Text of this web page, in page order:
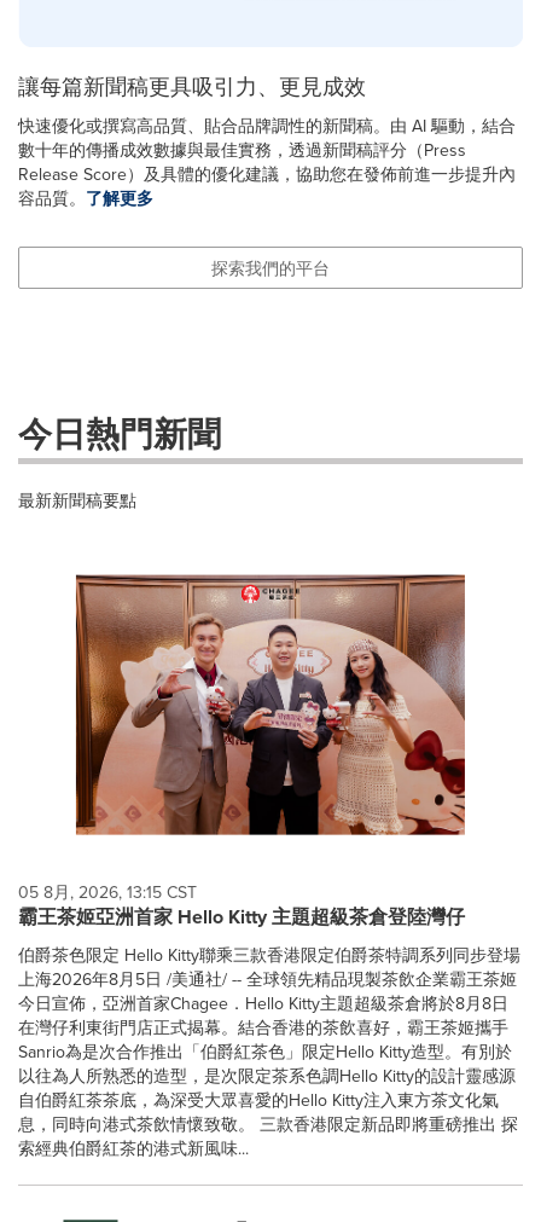
讓每篇新聞稿更具吸引力、更見成效
快速優化或撰寫高品質、貼合品牌調性的新聞稿。由 AI 驅動，結合
數十年的傳播成效數據與最佳實務，透過新聞稿評分（Press
Release Score）及具體的優化建議，協助您在發佈前進一步提升內
容品質。 了解更多
探索我們的平台
今日熱門新聞
最新新聞稿要點
05 8月, 2026, 13:15 CST
霸王茶姬亞洲首家 Hello Kitty 主題超級茶倉登陸灣仔
伯爵茶色限定 Hello Kitty聯乘三款香港限定伯爵茶特調系列同步登場
上海2026年8月5日 /美通社/ -- 全球領先精品現製茶飲企業霸王茶姬
今日宣佈，亞洲首家Chagee．Hello Kitty主題超級茶倉將於8月8日
在灣仔利東街門店正式揭幕。結合香港的茶飲喜好，霸王茶姬攜手
Sanrio為是次合作推出「伯爵紅茶色」限定Hello Kitty造型。有別於
以往為人所熟悉的造型，是次限定茶系色調Hello Kitty的設計靈感源
自伯爵紅茶茶底，為深受大眾喜愛的Hello Kitty注入東方茶文化氣
息，同時向港式茶飲情懷致敬。 三款香港限定新品即將重磅推出 探
索經典伯爵紅茶的港式新風味...